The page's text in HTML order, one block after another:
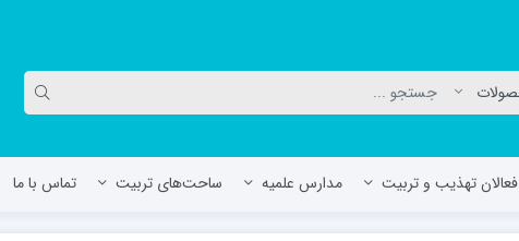
فعالان تهذیب و تربیت مدارس علمیه ساحت‌های تربیت تماس با ما